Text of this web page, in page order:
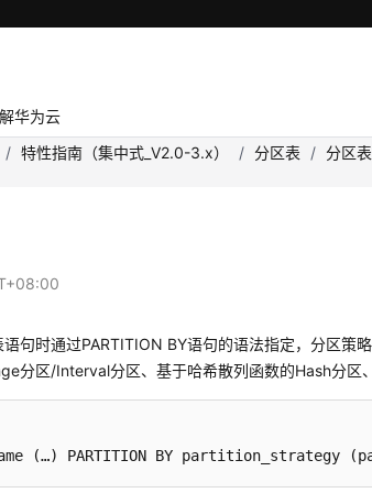
华为云
/ 特性指南（集中式_V2.0-3.x） / 分区表 / 分区
句时通过PARTITION BY语句的语法指定，分区策
分区/Interval分区、基于哈希散列函数的Hash分区
(…) PARTITION BY partition_strategy